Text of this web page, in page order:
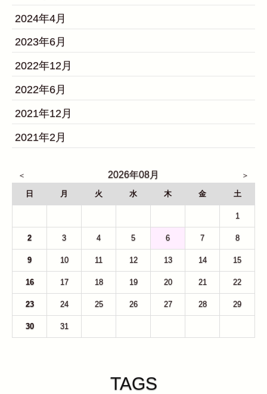
2024年4月
2023年6月
2022年12月
2022年6月
2021年12月
2021年2月
2026年08月
日 月 火 水 木 金 土
1
2 3 4 5 6 7 8
9 10 11 12 13 14 15
16 17 18 19 20 21 22
23 24 25 26 27 28 29
30 31
TAGS